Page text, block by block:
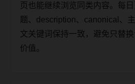
页也能继续浏览同类内容。每
题、description、canonical、
文关键词保持一致，避免只替
价值。